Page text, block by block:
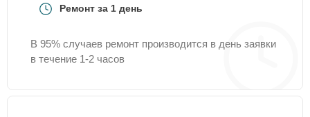
Ремонт за 1 день
В 95% случаев ремонт производится в день заявки
в течение 1-2 часов